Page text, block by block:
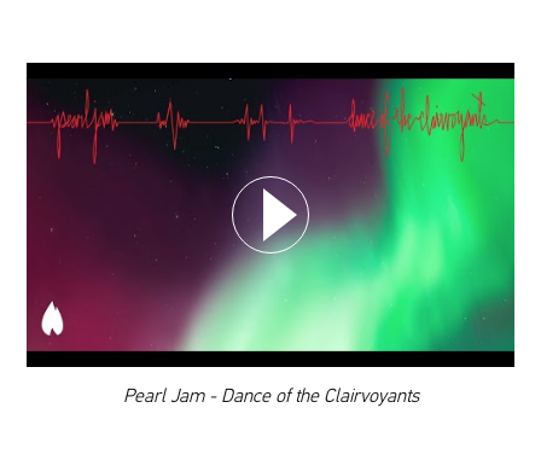
00:00
Pearl Jam - Dance of the Clairvoyants
WYBIERZ SWOJĄ PLAYLISTĘ
DODAJ TEN FILM DO PLAYLISTY